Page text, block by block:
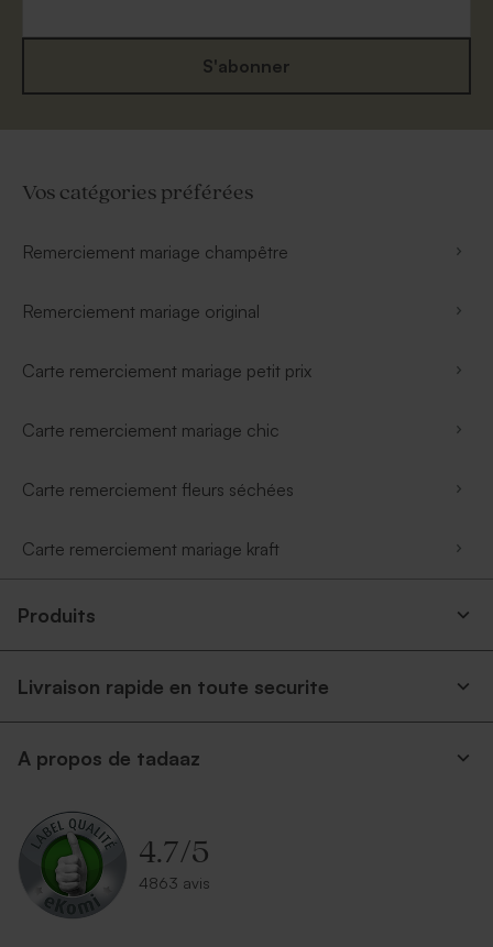
S'abonner
Vos catégories préférées
Remerciement mariage champêtre
Remerciement mariage original
Carte remerciement mariage petit prix
Carte remerciement mariage chic
Carte remerciement fleurs séchées
Carte remerciement mariage kraft
Produits
Livraison rapide en toute securite
A propos de tadaaz
4.7/5
4863 avis